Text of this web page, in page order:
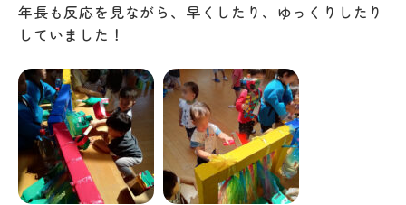
年長も反応を見ながら、早くしたり、ゆっくりしたり
していました！